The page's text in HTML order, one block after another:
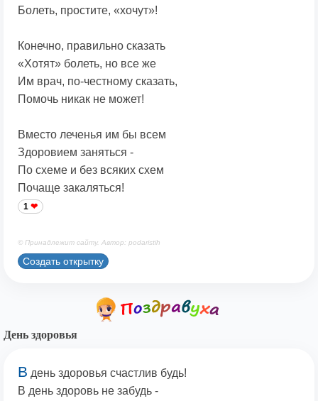
Болеть, простите, «хочут»!
Конечно, правильно сказать
«Хотят» болеть, но все же
Им врач, по-честному сказать,
Помочь никак не может!
Вместо леченья им бы всем
Здоровием заняться -
По схеме и без всяких схем
Почаще закаляться!
1
© Принадлежит сайту. Автор: podaristih
Создать открытку
День здоровья
В день здоровья счастлив будь!
В день здоровь не забудь -